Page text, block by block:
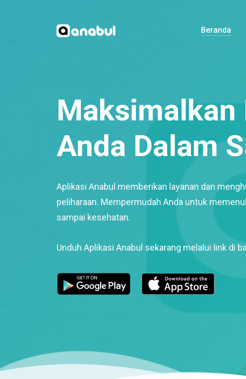
Beranda
Maksimalkan
Anda Dalam
Aplikasi Anabul memberikan layanan dan
peliharaan. Mempermudah Anda untuk
sampai kesehatan.
Unduh Aplikasi Anabul sekarang melalui link di